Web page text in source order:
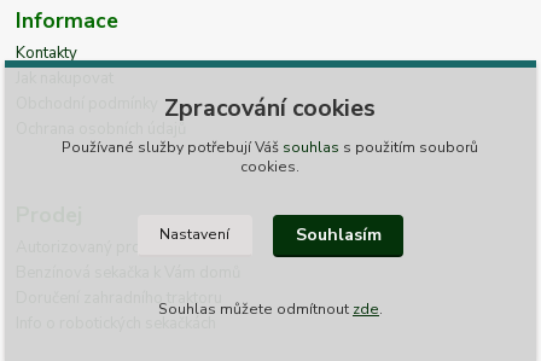
Informace
Kontakty
Doručení zahradního traktoru
Zpracování cookies
Používané služby potřebují Váš souhlas s použitím souborů
cookies.
Nastavení Souhlasím
Souhlas můžete odmítnout zde.